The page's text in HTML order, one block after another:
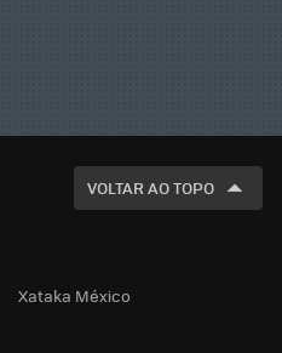
VOLTAR AO TOPO
Xataka México